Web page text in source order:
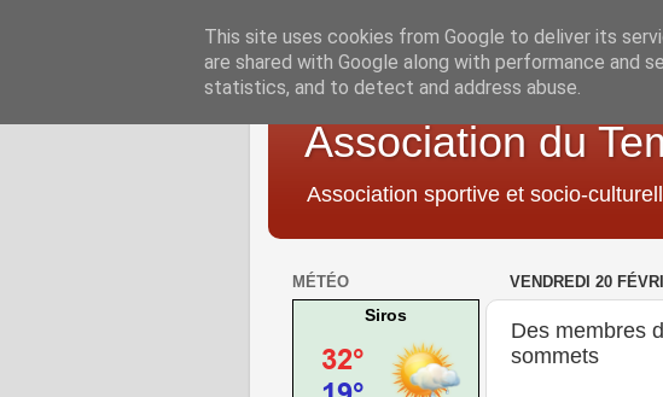
Association du
Association sportive et socio-
VENDREDI 20
Des membres
sommets
MÉTÉO
Siros
This site uses cookies from Google to deliver its
are shared with Google along with performance and
statistics, and to detect and address abuse.